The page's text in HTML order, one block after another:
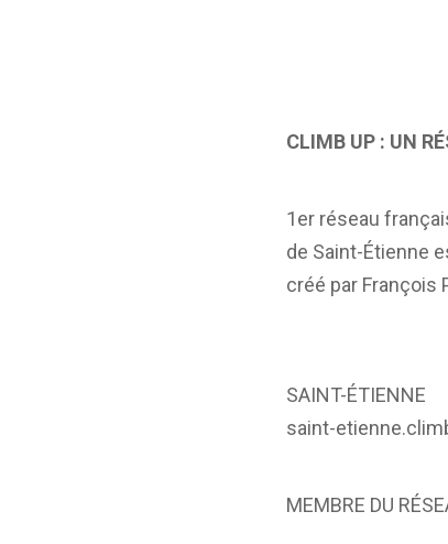
CLIMB UP : UN
1er réseau
de Saint-Étienne
créé par François
SAINT-ÉTIENNE
saint-
MEMBRE DU